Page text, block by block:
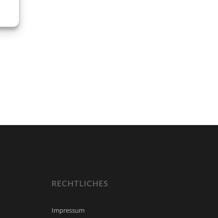
RECHTLICHES
Impressum